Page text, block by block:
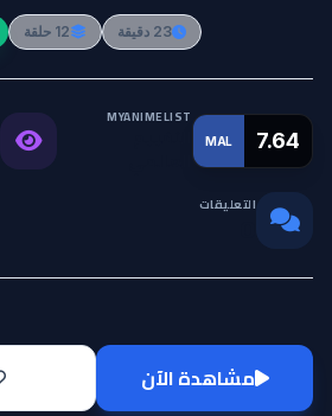
23 دقيقة 12 حلقة
MAL 7.64
MYANIMELIST
التعليقات
مشاهدة الآن